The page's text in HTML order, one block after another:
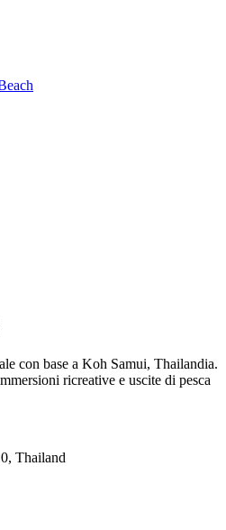
con base a Koh Samui, Thailandia.
ricreative e uscite di pesca
Thailand